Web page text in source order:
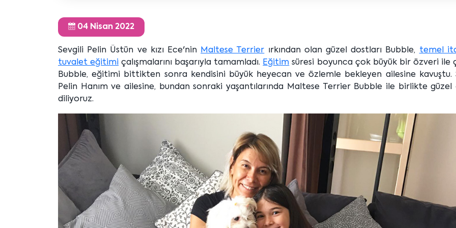
04 Nisan 2022
Sevgili Pelin Üstün ve kızı Ece'nin Maltese Terrier ırkından olan güzel dostları Bubble, temel
tuvalet eğitimi çalışmalarını başarıyla tamamladı. Eğitim süresi boyunca çok büyük bir özveri ile
Bubble, eğitimi bittikten sonra kendisini büyük heyecan ve özlemle bekleyen ailesine kavuştu.
Pelin Hanım ve ailesine, bundan sonraki yaşantılarında Maltese Terrier Bubble ile birlikte güzel
diliyoruz.